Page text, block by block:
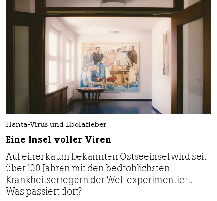
Hanta-Virus und Ebolafieber
Eine Insel voller Viren
Auf einer kaum bekannten Ostseeinsel wird seit
über 100 Jahren mit den bedrohlichsten
Krankheitserregern der Welt experimentiert.
Was passiert dort?